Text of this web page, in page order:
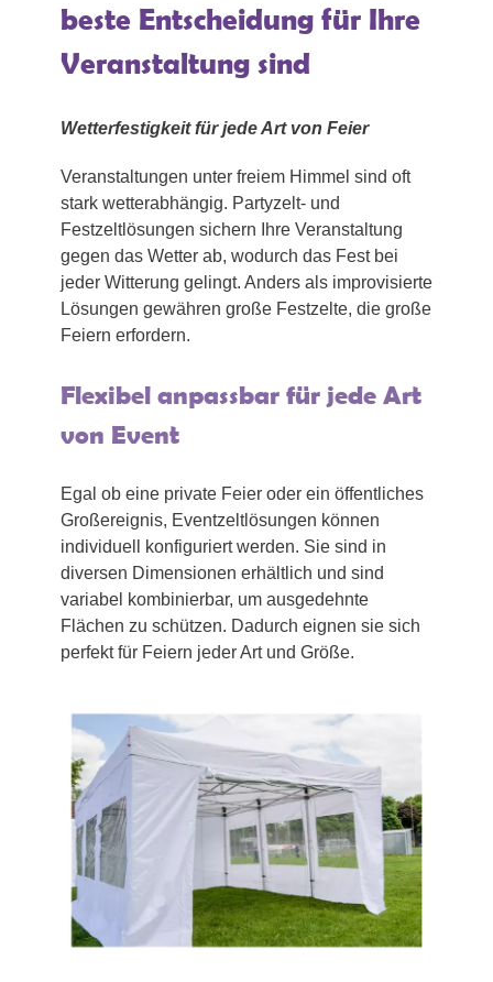
beste Entscheidung für Ihre
Veranstaltung sind
Wetterfestigkeit für jede Art von Feier
Veranstaltungen unter freiem Himmel sind oft
stark wetterabhängig. Partyzelt- und
Festzeltlösungen sichern Ihre Veranstaltung
gegen das Wetter ab, wodurch das Fest bei
jeder Witterung gelingt. Anders als improvisierte
Lösungen gewähren große Festzelte, die große
Feiern erfordern.
Flexibel anpassbar für jede Art
von Event
Egal ob eine private Feier oder ein öffentliches
Großereignis, Eventzeltlösungen können
individuell konfiguriert werden. Sie sind in
diversen Dimensionen erhältlich und sind
variabel kombinierbar, um ausgedehnte
Flächen zu schützen. Dadurch eignen sie sich
perfekt für Feiern jeder Art und Größe.